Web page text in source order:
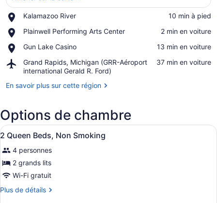
Kalamazoo River
Place,
River
‪10 min à pied‬
Plainwell Performing Arts Center
Place,
Performing
Center
‪2 min en voiture‬
Gun Lake Casino
Place,
Lake
Casino
‪13 min en voiture‬
Grand Rapids, Michigan (GRR-Aéroport
international Gerald R. Ford)
Airport,
Grand
Michigan
international
Gerald
Ford)
‪37 min en voiture‬
En savoir plus sur cette région
Options de chambre
Afficher
toutes
les
photos
pour
ce
type
Une chambre d’hôtel avec deux
2
2 Queen Beds, Non Smoking
4 personnes
2 grands lits
Wi-Fi gratuit
Plus de détails
Plus